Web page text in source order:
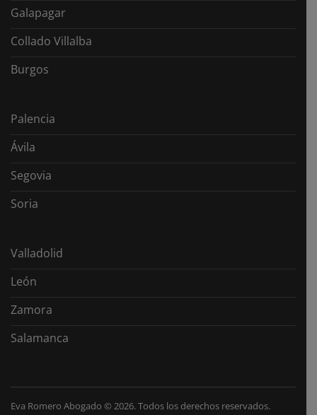
Galapagar
Collado Villalba
Burgos
Palencia
Ávila
Segovia
Soria
Valladolid
León
Zamora
Salamanca
Eva Romero Abogado © 2026. Todos los derechos reservados.